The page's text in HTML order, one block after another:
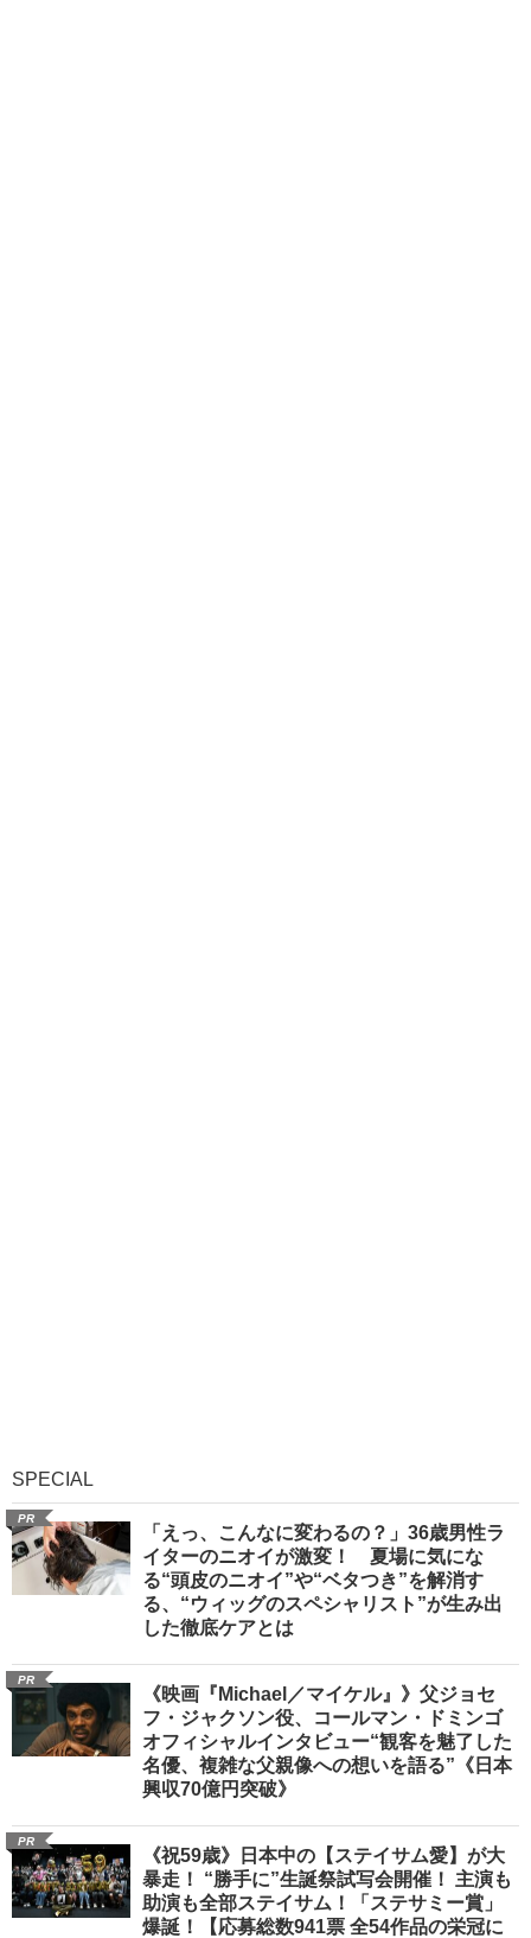
SPECIAL
PR
「えっ、こんなに変わるの？」36歳男性ラ
イターのニオイが激変！ 夏場に気にな
る“頭皮のニオイ”や“ベタつき”を解消す
る、“ウィッグのスペシャリスト”が生み出
した徹底ケアとは
PR
《映画『Michael／マイケル』》父ジョセ
フ・ジャクソン役、コールマン・ドミンゴ
オフィシャルインタビュー“観客を魅了した
名優、複雑な父親像への想いを語る”《日本
興収70億円突破》
PR
《祝59歳》日本中の【ステイサム愛】が大
暴走！ “勝手に”生誕祭試写会開催！ 主演も
助演も全部ステイサム！「ステサミー賞」
爆誕！【応募総数941票 全54作品の栄冠に